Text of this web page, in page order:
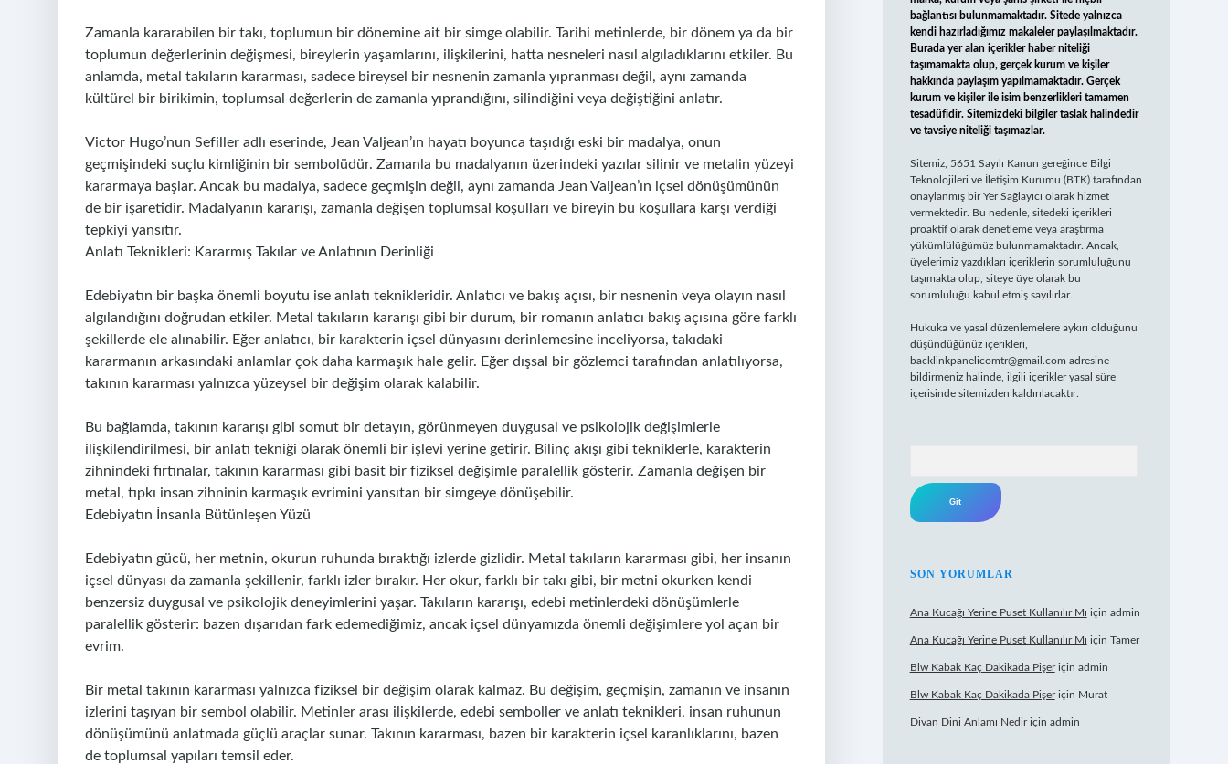
Zamanla kararabilen bir takı, toplumun bir dönemine ait bir simge olabilir. Tarihi metinlerde, bir dönem ya da bir
toplumun değerlerinin değişmesi, bireylerin yaşamlarını, ilişkilerini, hatta nesneleri nasıl algıladıklarını etkiler. Bu
anlamda, metal takıların kararması, sadece bireysel bir nesnenin zamanla yıpranması değil, aynı zamanda
kültürel bir birikimin, toplumsal değerlerin de zamanla yıprandığını, silindiğini veya değiştiğini anlatır.
Victor Hugo’nun Sefiller adlı eserinde, Jean Valjean’ın hayatı boyunca taşıdığı eski bir madalya, onun
geçmişindeki suçlu kimliğinin bir sembolüdür. Zamanla bu madalyanın üzerindeki yazılar silinir ve metalin yüzeyi
kararmaya başlar. Ancak bu madalya, sadece geçmişin değil, aynı zamanda Jean Valjean’ın içsel dönüşümünün
de bir işaretidir. Madalyanın kararışı, zamanla değişen toplumsal koşulları ve bireyin bu koşullara karşı verdiği
tepkiyi yansıtır.
Anlatı Teknikleri: Kararmış Takılar ve Anlatının Derinliği
Edebiyatın bir başka önemli boyutu ise anlatı teknikleridir. Anlatıcı ve bakış açısı, bir nesnenin veya olayın nasıl
algılandığını doğrudan etkiler. Metal takıların kararışı gibi bir durum, bir romanın anlatıcı bakış açısına göre farklı
şekillerde ele alınabilir. Eğer anlatıcı, bir karakterin içsel dünyasını derinlemesine inceliyorsa, takıdaki
kararmanın arkasındaki anlamlar çok daha karmaşık hale gelir. Eğer dışsal bir gözlemci tarafından anlatılıyorsa,
takının kararması yalnızca yüzeysel bir değişim olarak kalabilir.
Bu bağlamda, takının kararışı gibi somut bir detayın, görünmeyen duygusal ve psikolojik değişimlerle
ilişkilendirilmesi, bir anlatı tekniği olarak önemli bir işlevi yerine getirir. Bilinç akışı gibi tekniklerle, karakterin
zihnindeki fırtınalar, takının kararması gibi basit bir fiziksel değişimle paralellik gösterir. Zamanla değişen bir
metal, tıpkı insan zihninin karmaşık evrimini yansıtan bir simgeye dönüşebilir.
Edebiyatın İnsanla Bütünleşen Yüzü
Edebiyatın gücü, her metnin, okurun ruhunda bıraktığı izlerde gizlidir. Metal takıların kararması gibi, her insanın
içsel dünyası da zamanla şekillenir, farklı izler bırakır. Her okur, farklı bir takı gibi, bir metni okurken kendi
benzersiz duygusal ve psikolojik deneyimlerini yaşar. Takıların kararışı, edebi metinlerdeki dönüşümlerle
paralellik gösterir: bazen dışarıdan fark edemediğimiz, ancak içsel dünyamızda önemli değişimlere yol açan bir
evrim.
Bir metal takının kararması yalnızca fiziksel bir değişim olarak kalmaz. Bu değişim, geçmişin, zamanın ve insanın
izlerini taşıyan bir sembol olabilir. Metinler arası ilişkilerde, edebi semboller ve anlatı teknikleri, insan ruhunun
dönüşümünü anlatmada güçlü araçlar sunar. Takının kararması, bazen bir karakterin içsel karanlıklarını, bazen
de toplumsal yapıları temsil eder.
bağlantısı bulunmamaktadır. Sitede yalnızca
kendi hazırladığımız makaleler paylaşılmaktadır.
Burada yer alan içerikler haber niteliği
taşımamakta olup, gerçek kurum ve kişiler
hakkında paylaşım yapılmamaktadır. Gerçek
kurum ve kişiler ile isim benzerlikleri tamamen
tesadüfidir. Sitemizdeki bilgiler taslak halindedir
ve tavsiye niteliği taşımazlar.
Sitemiz, 5651 Sayılı Kanun gereğince Bilgi
Teknolojileri ve İletişim Kurumu (BTK) tarafından
onaylanmış bir Yer Sağlayıcı olarak hizmet
vermektedir. Bu nedenle, sitedeki içerikleri
proaktif olarak denetleme veya araştırma
yükümlülüğümüz bulunmamaktadır. Ancak,
üyelerimiz yazdıkları içeriklerin sorumluluğunu
taşımakta olup, siteye üye olarak bu
sorumluluğu kabul etmiş sayılırlar.
Hukuka ve yasal düzenlemelere aykırı olduğunu
düşündüğünüz içerikleri,
backlinkpanelicomtr@gmail.com adresine
bildirmeniz halinde, ilgili içerikler yasal süre
içerisinde sitemizden kaldırılacaktır.
SON YORUMLAR
Ana Kucağı Yerine Puset Kullanılır Mı için admin
Ana Kucağı Yerine Puset Kullanılır Mı için Tamer
Blw Kabak Kaç Dakikada Pişeriçin admin
Blw Kabak Kaç Dakikada Pişeriçin Murat
Divan Dini Anlamı Nediriçin admin